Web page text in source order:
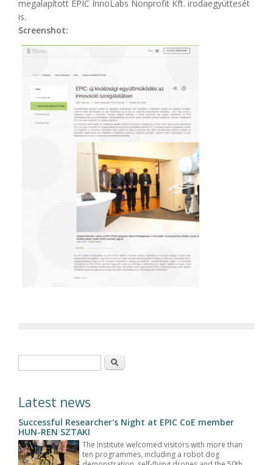
megalapított EPIC InnoLabs Nonprofit Kft. irodaegyüttesét
is.
Screenshot:
Search
Latest news
Successful Researcher's Night at EPIC CoE member
HUN-REN SZTAKI
The Institute welcomed visitors with more than
ten programmes, including a robot dog